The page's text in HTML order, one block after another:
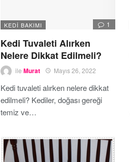
KEDI BAKIMI 1
Kedi Tuvaleti Alırken
Nelere Dikkat Edilmeli?
ile Murat Mayıs 26, 2022
Kedi tuvaleti alırken nelere dikkat
edilmeli? Kediler, doğası gereği
temiz ve…